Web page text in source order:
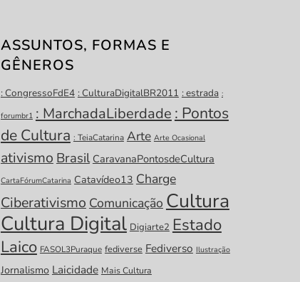
ASSUNTOS, FORMAS E
GÊNEROS
: CongressoFdE4 : CulturaDigitalBR2011 : estrada :
forumbr1 : MarchadaLiberdade : Pontos
de Cultura : TeiaCatarina Arte Arte Ocasional
ativismo Brasil CaravanaPontosdeCultura
CartaFórumCatarina Catavídeo13 Charge
Ciberativismo Comunicação Cultura
Cultura Digital Digiarte2 Estado
Laico FASOL3Puraque fediverse Fediverso Ilustração
Jornalismo Laicidade Mais Cultura